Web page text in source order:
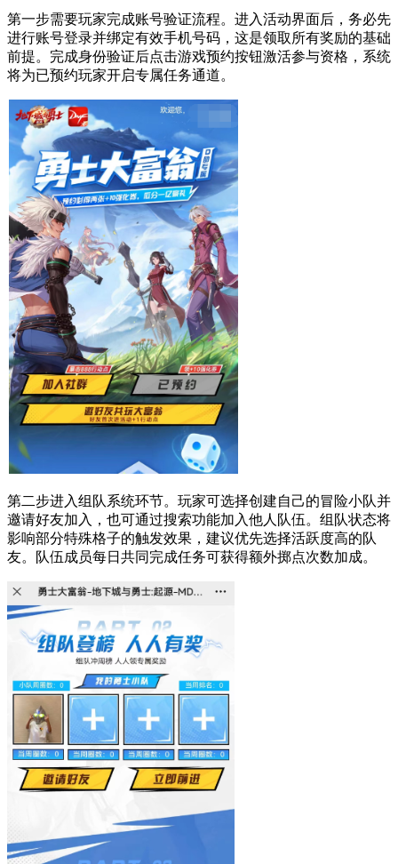
第一步需要玩家完成账号验证流程。进入活动界面后，务必先
进行账号登录并绑定有效手机号码，这是领取所有奖励的基础
前提。完成身份验证后点击游戏预约按钮激活参与资格，系统
将为已预约玩家开启专属任务通道。
第二步进入组队系统环节。玩家可选择创建自己的冒险小队并
邀请好友加入，也可通过搜索功能加入他人队伍。组队状态将
影响部分特殊格子的触发效果，建议优先选择活跃度高的队
友。队伍成员每日共同完成任务可获得额外掷点次数加成。